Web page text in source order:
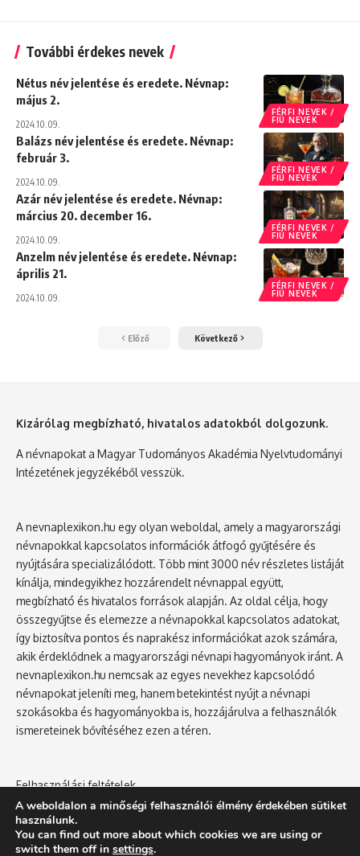
További érdekes nevek
FÉRFI NEVEK /
FIÚ NEVEK
Nétus név jelentése és eredete. Névnap:
május 2.
2024.10.09.
FÉRFI NEVEK /
FIÚ NEVEK
Balázs név jelentése és eredete. Névnap:
február 3.
2024.10.09.
FÉRFI NEVEK /
FIÚ NEVEK
Azár név jelentése és eredete. Névnap:
március 20. december 16.
2024.10.09.
FÉRFI NEVEK /
FIÚ NEVEK
Anzelm név jelentése és eredete. Névnap:
április 21.
2024.10.09.
Előző Következő
Kizárólag megbízható, hivatalos adatokból dolgozunk.
A névnapokat a Magyar Tudományos Akadémia Nyelvtudományi
Intézetének jegyzékéből vesszük.
A nevnaplexikon.hu egy olyan weboldal, amely a magyarországi
névnapokkal kapcsolatos információk átfogó gyűjtésére és
nyújtására specializálódott. Több mint 3000 név részletes listáját
kínálja, mindegyikhez hozzárendelt névnappal együtt,
megbízható és hivatalos források alapján. Az oldal célja, hogy
összegyűjtse és elemezze a névnapokkal kapcsolatos adatokat,
így biztosítva pontos és naprakész információkat azok számára,
akik érdeklődnek a magyarországi névnapi hagyományok iránt. A
nevnaplexikon.hu nemcsak az egyes nevekhez kapcsolódó
névnapokat jeleníti meg, hanem betekintést nyújt a névnapi
szokásokba és hagyományokba is, hozzájárulva a felhasználók
ismereteinek bővítéséhez ezen a téren.
Felhasználási feltételek
Adatvédelmi tájékoztató
A weboldalon a minőségi felhasználói élmény érdekében sütiket
használunk.
You can find out more about which cookies we are using or
switch them off in settings.